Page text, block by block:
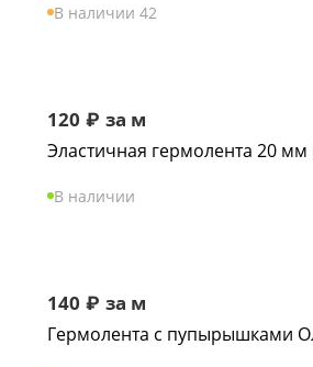
В наличии 42
120 ₽ за м
Эластичная гермолента 20
В наличии
140 ₽ за м
Гермолента с пупырышками